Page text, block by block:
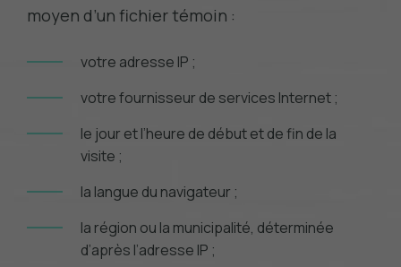
moyen d’un fichier témoin :
votre adresse IP ;
votre fournisseur de services Internet ;
le jour et l’heure de début et de fin de la
visite ;
la langue du navigateur ;
la région ou la municipalité, déterminée
d’après l’adresse IP ;